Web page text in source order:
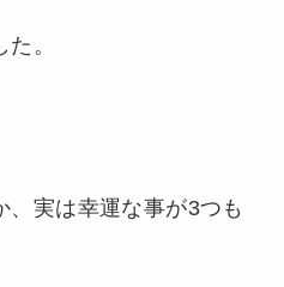
。
、実は幸運な事が3つも